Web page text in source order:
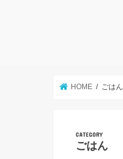
HOME ごはん
ごはん